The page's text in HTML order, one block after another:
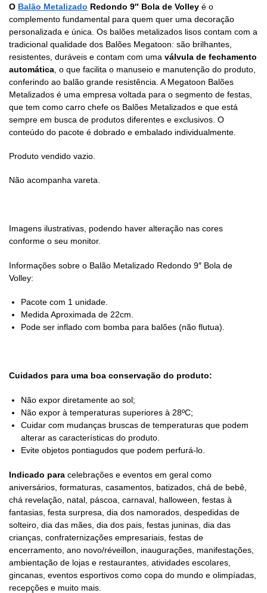
O Balão Metalizado Redondo 9″ Bola de Volley é o
complemento fundamental para quem quer uma decoração
personalizada e única. Os balões metalizados lisos contam com a
tradicional qualidade dos Balões Megatoon: são brilhantes,
resistentes, duráveis e contam com uma válvula de fechamento
automática , o que facilita o manuseio e manutenção do produto,
conferindo ao balão grande resistência. A Megatoon Balões
Metalizados é uma empresa voltada para o segmento de festas,
que tem como carro chefe os Balões Metalizados e que está
sempre em busca de produtos diferentes e exclusivos. O
conteúdo do pacote é dobrado e embalado individualmente.
Produto vendido vazio.
Não acompanha vareta.
Imagens ilustrativas, podendo haver alteração nas cores
conforme o seu monitor.
Informações sobre o Balão Metalizado Redondo 9″ Bola de
Volley:
Pacote com 1 unidade.
Medida Aproximada de 22cm.
Pode ser inflado com bomba para balões (não flutua).
Cuidados para uma boa conservação do produto:
Não expor diretamente ao sol;
Não expor à temperaturas superiores à 28ºC;
Cuidar com mudanças bruscas de temperaturas que podem
alterar as características do produto.
Evite objetos pontiagudos que podem perfurá-lo.
Indicado para celebrações e eventos em geral como
aniversários, formaturas, casamentos, batizados, chá de bebê,
chá revelação, natal, páscoa, carnaval, halloween, festas à
fantasias, festa surpresa, dia dos namorados, despedidas de
solteiro, dia das mães, dia dos pais, festas juninas, dia das
crianças, confraternizações empresariais, festas de
encerramento, ano novo/réveillon, inaugurações, manifestações,
ambientação de lojas e restaurantes, atividades escolares,
gincanas, eventos esportivos como copa do mundo e olimpíadas,
recepções e muito mais.